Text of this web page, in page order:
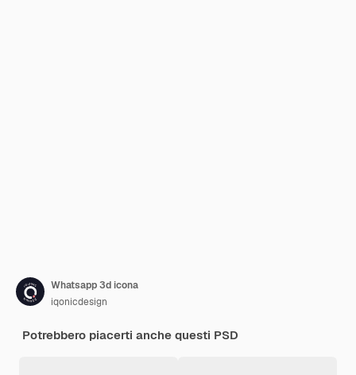
Whatsapp 3d icona
iqonicdesign
Potrebbero piacerti anche questi PSD